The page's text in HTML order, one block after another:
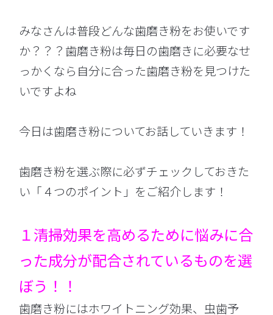
みなさんは普段どんな歯磨き粉をお使いです
か？？？歯磨き粉は毎日の歯磨きに必要なせ
っかくなら自分に合った歯磨き粉を見つけた
いですよね
今日は歯磨き粉についてお話していきます！
歯磨き粉を選ぶ際に必ずチェックしておきた
い「４つのポイント」をご紹介します！
１清掃効果を高めるために悩みに合
った成分が配合されているものを選
ぼう！！
歯磨き粉にはホワイトニング効果、虫歯予